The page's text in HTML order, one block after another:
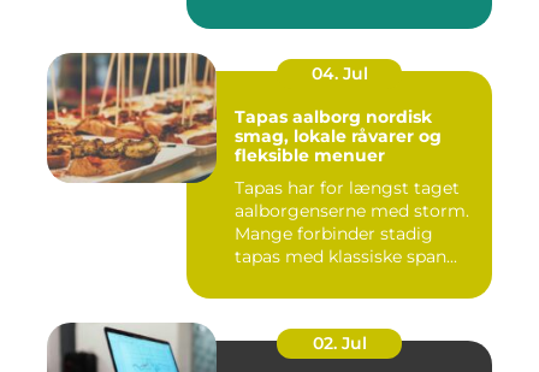
04. Jul
Tapas aalborg nordisk
smag, lokale råvarer og
fleksible menuer
Tapas har for længst taget
aalborgenserne med storm.
Mange forbinder stadig
tapas med klassiske span...
02. Jul